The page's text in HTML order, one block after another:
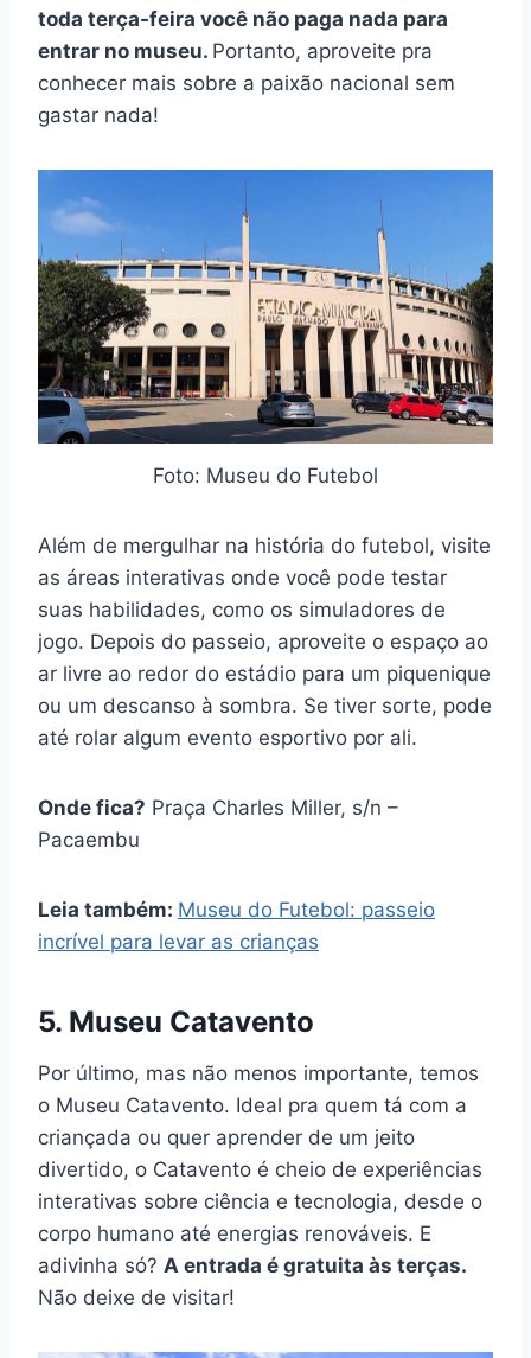
toda terça-feira você não paga nada para
entrar no museu. Portanto, aproveite pra
conhecer mais sobre a paixão nacional sem
gastar nada!
Foto: Museu do Futebol
Além de mergulhar na história do futebol, visite
as áreas interativas onde você pode testar
suas habilidades, como os simuladores de
jogo. Depois do passeio, aproveite o espaço ao
ar livre ao redor do estádio para um piquenique
ou um descanso à sombra. Se tiver sorte, pode
até rolar algum evento esportivo por ali.
Onde fica? Praça Charles Miller, s/n –
Pacaembu
Leia também: Museu do Futebol: passeio
incrível para levar as crianças
5. Museu Catavento
Por último, mas não menos importante, temos
o Museu Catavento. Ideal pra quem tá com a
criançada ou quer aprender de um jeito
divertido, o Catavento é cheio de experiências
interativas sobre ciência e tecnologia, desde o
corpo humano até energias renováveis. E
adivinha só? A entrada é gratuita às terças.
Não deixe de visitar!